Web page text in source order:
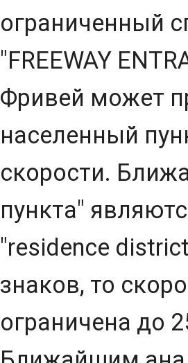
ограниченный
"FREEWAY
Фривей может
населенный
скорости.
пункта"
"residence
знаков, то
ограничена до